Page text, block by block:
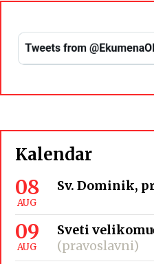
Kalendar
08
AUG
Sv. Dominik,
09
AUG
Sveti
(pravoslavni)